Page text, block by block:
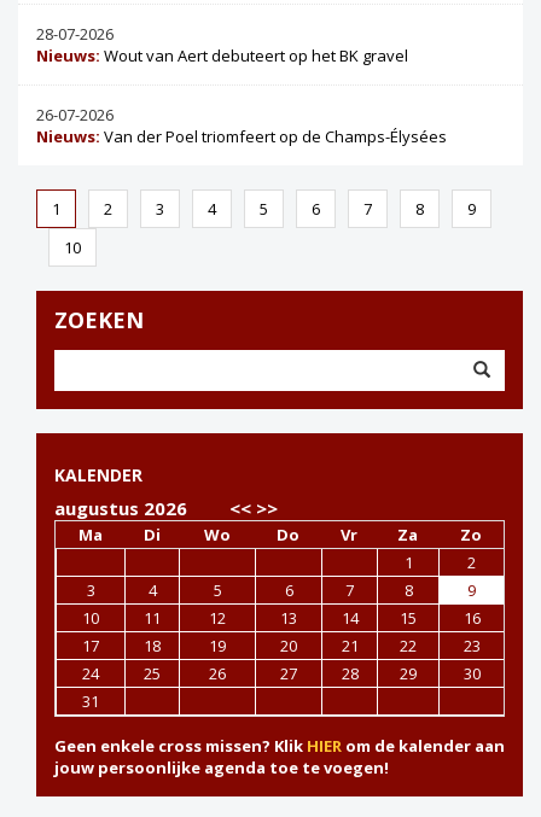
28-07-2026
Nieuws: Wout van Aert debuteert op het BK gravel
26-07-2026
Nieuws: Van der Poel triomfeert op de Champs-Élysées
1 2 3 4 5 6 7 8
9
10
ZOEKEN
KALENDER
augustus 2026 << >>
Ma Di Wo Do Vr Za
Zo
1
2
3
4 5 6 7 8
9
10
11 12 13 14 15
16
17
18 19 20 21 22
23
24
25 26 27 28 29
30
31
Geen enkele cross missen? Klik HIER om de kalender aan
jouw persoonlijke agenda toe te voegen!